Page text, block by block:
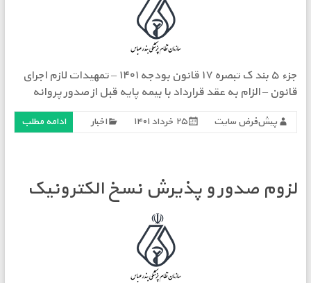
جزء ۵ بند ک تبصره ۱۷ قانون بودجه ۱۴۰۱ – تمهیدات لازم اجرای
قانون – الزام به عقد قرارداد با بیمه پایه قبل از صدور پروانه
پیش‌فرض سایت ۲۵ خرداد ۱۴۰۱ اخبار ادامه مطلب
لزوم صدور و پذیرش نسخ الکترونیک